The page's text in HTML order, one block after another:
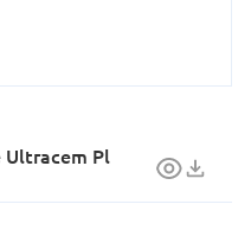
Ultracem Pl